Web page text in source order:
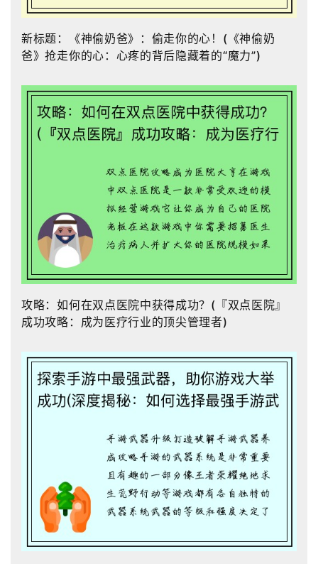
新标题：《神偷奶爸》：偷走你的心！(《神偷奶
爸》抢走你的心：心疼的背后隐藏着的“魔力”)
攻略：如何在双点医院中获得成功？(『双点医院』
成功攻略：成为医疗行业的顶尖管理者)